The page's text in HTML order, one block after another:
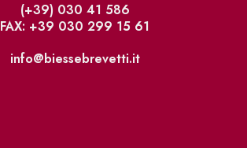
(+39) 030 41 586
FAX: +39 030 299 15 61
info@biessebrevetti.it